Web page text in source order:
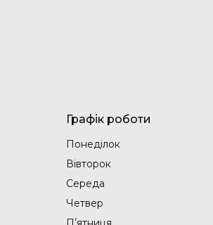
Графік роботи
Понеділок
Вівторок
Середа
Четвер